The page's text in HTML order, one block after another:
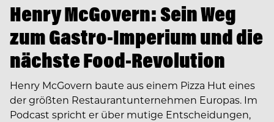
Henry McGovern: Sein Weg
zum Gastro-Imperium und die
nächste Food-Revolution
Henry McGovern baute aus einem Pizza Hut eines
der größten Restaurantunternehmen Europas. Im
Podcast spricht er über mutige Entscheidungen,